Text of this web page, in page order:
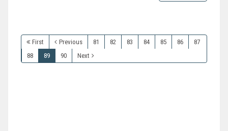
First Previous 81 82 83 84 85 86
87
88
89 90 Next